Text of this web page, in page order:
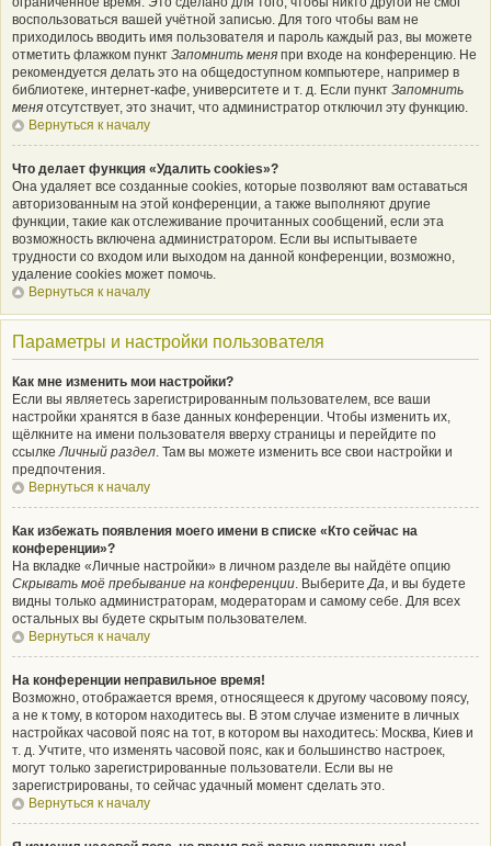
воспользоваться вашей учётной записью. Для того чтобы вам не
приходилось вводить имя пользователя и пароль каждый раз, вы можете
отметить флажком пункт Запомнить меня при входе на конференцию. Не
рекомендуется делать это на общедоступном компьютере, например в
библиотеке, интернет-кафе, университете и т. д. Если пункт Запомнить
меня отсутствует, это значит, что администратор отключил эту функцию.
Вернуться к началу
Что делает функция «Удалить cookies»?
Она удаляет все созданные cookies, которые позволяют вам оставаться
авторизованным на этой конференции, а также выполняют другие
функции, такие как отслеживание прочитанных сообщений, если эта
возможность включена администратором. Если вы испытываете
трудности со входом или выходом на данной конференции, возможно,
удаление cookies может помочь.
Вернуться к началу
Параметры и настройки пользователя
Как мне изменить мои настройки?
Если вы являетесь зарегистрированным пользователем, все ваши
настройки хранятся в базе данных конференции. Чтобы изменить их,
щёлкните на имени пользователя вверху страницы и перейдите по
ссылкеЛичный раздел. Там вы можете изменить все свои настройки и
предпочтения.
Вернуться к началу
Как избежать появления моего имени в списке «Кто сейчас на
конференции»?
На вкладке «Личные настройки» в личном разделе вы найдёте опцию
Скрывать моё пребывание на конференции. ВыберитеДа, и вы будете
видны только администраторам, модераторам и самому себе. Для всех
остальных вы будете скрытым пользователем.
Вернуться к началу
На конференции неправильное время!
Возможно, отображается время, относящееся к другому часовому поясу,
а не к тому, в котором находитесь вы. В этом случае измените в личных
настройках часовой пояс на тот, в котором вы находитесь: Москва, Киев и
т. д. Учтите, что изменять часовой пояс, как и большинство настроек,
могут только зарегистрированные пользователи. Если вы не
зарегистрированы, то сейчас удачный момент сделать это.
Вернуться к началу